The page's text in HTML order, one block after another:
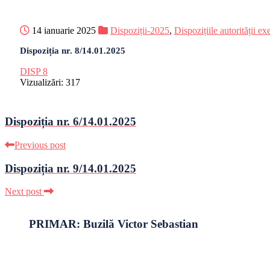
14 ianuarie 2025 Dispoziții-2025, Dispozițiile autorității
Dispoziția nr. 8/14.01.2025
DISP 8
Vizualizări: 317
Dispoziția nr. 6/14.01.2025
Previous post
Dispoziția nr. 9/14.01.2025
Next post
PRIMAR: Buzilă Victor Sebastian